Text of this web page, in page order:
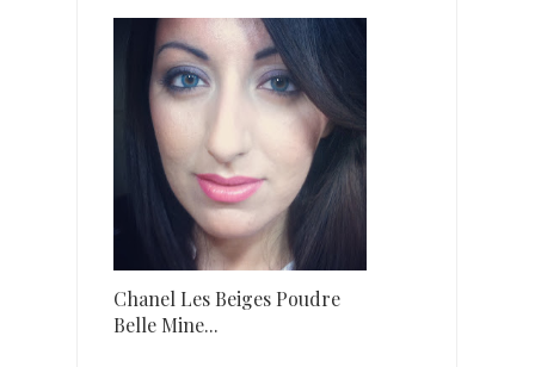
Chanel Les Beiges Poudre
Belle Mine...